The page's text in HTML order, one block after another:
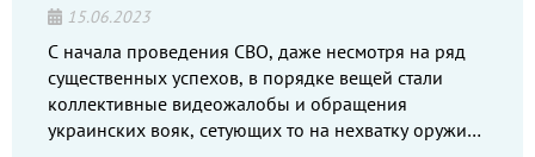
15.06.2023
С начала проведения СВО, даже несмотря на ряд
существенных успехов, в порядке вещей стали
коллективные видеожалобы и обращения
украинских вояк, сетующих то на нехватку оружия,